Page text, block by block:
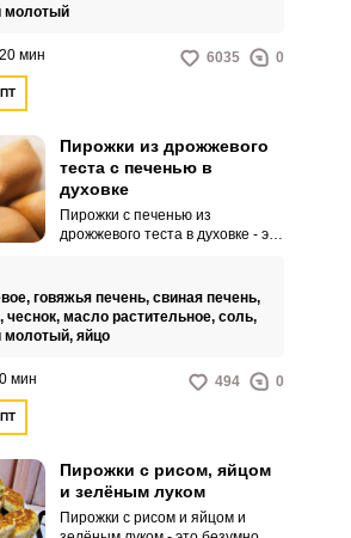
в идеальной пропорции.
молотый
мин 6035 0
Пирожки из дрожжевого
теста с печенью в
духовке
Пирожки с печенью из
дрожжевого теста в духовке - это
дрожжевого теста, и начинки из
печени. Готовые пирожки с
печенью из дрожжевого теста
теплые и отлично подходят в
качестве закуски или основного
специи.
говяжья печень, свиная печень,
чеснок, масло растительное, соль,
молотый, яйцо
мин 494 0
Пирожки с рисом, яйцом
и зелёным луком
Пирожки с рисом и яйцом и
Войдите
социальных сетей:
или